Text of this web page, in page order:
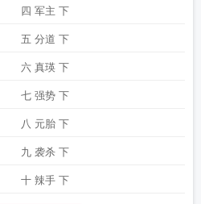
四 军主 下
五 分道 下
六 真瑛 下
七 强势 下
八 元胎 下
九 袭杀 下
十 辣手 下